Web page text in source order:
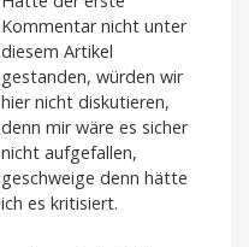
Kommentar nicht unter
diesem Artikel
gestanden, würden wir
hier nicht diskutieren,
denn mir wäre es sicher
nicht aufgefallen,
geschweige denn hätte
ich es kritisiert.